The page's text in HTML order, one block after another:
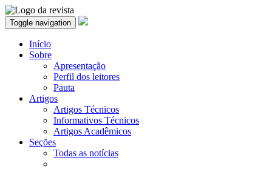
Toggle navigation
Início
Sobre
Apresentação
Perfil dos leitores
Pauta
Artigos
Artigos Técnicos
Informativos Técnicos
Artigos Acadêmicos
Seções
Todas as notícias